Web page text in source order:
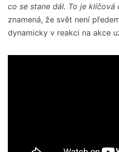
co se stane dál. To je klíčová
znamená, že svět není
dynamicky v reakci na akce